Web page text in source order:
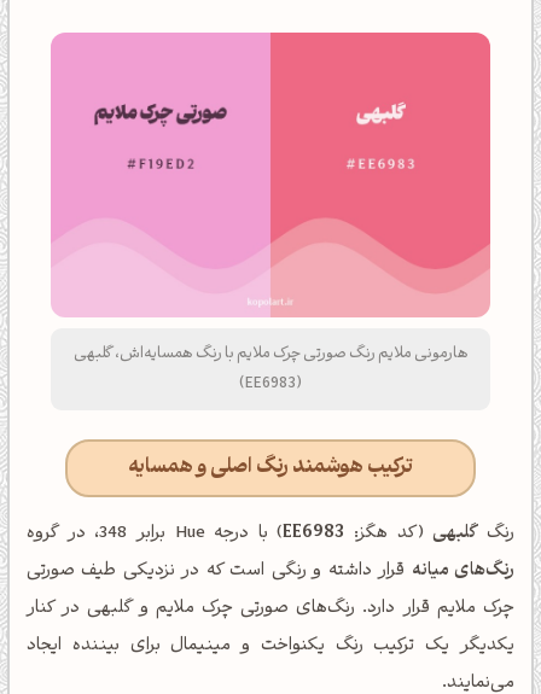
هارمونی ملایم رنگ صورتی چرک ملایم با رنگ همسایه‌اش، گلبهی
(EE6983)
ترکیب هوشمند رنگ اصلی و همسایه
رنگگلبهی(کد هگز: EE6983) با درجه Hue برابر 348، در گروه
رنگ‌های میانه قرار داشته و رنگی است که در نزدیکی طیف صورتی
چرک ملایم قرار دارد. رنگ‌های صورتی چرک ملایم و گلبهی در کنار
یکدیگر یک ترکیب رنگ یکنواخت و مینیمال برای بیننده ایجاد
می‌نمایند.